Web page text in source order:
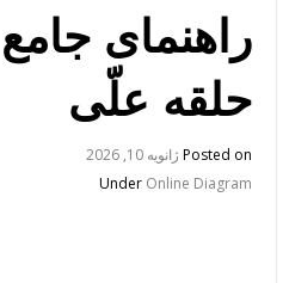
راهنمای
حلقه علّی
Posted onژانویه 10, 2026
UnderOnline Diagram